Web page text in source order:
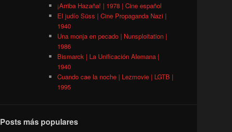
¡Arriba Hazaña! | 1978 | Cine español
El judío Süss | Cine Propaganda Nazi |
1940
Una monja en pecado | Nunsploitation |
1986
Bismarck | La Unificación Alemana |
1940
Cuando cae la noche | Lezmovie | LGTB |
1995
Posts más populares